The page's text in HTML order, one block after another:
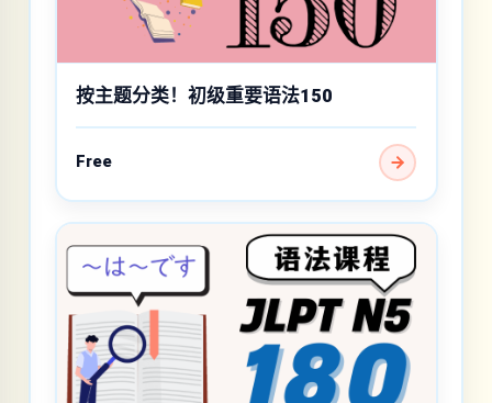
按主题分类！初级重要语法150
Free